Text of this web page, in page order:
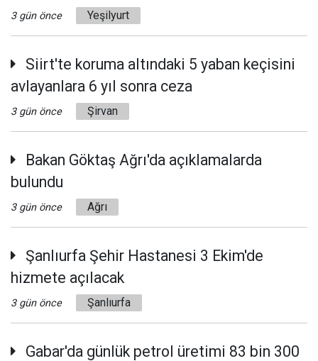
3 gün önce Yeşilyurt
Siirt'te koruma altındaki 5 yaban keçisini
avlayanlara 6 yıl sonra ceza
3 gün önce Şirvan
Bakan Göktaş Ağrı'da açıklamalarda
bulundu
3 gün önce Ağrı
Şanlıurfa Şehir Hastanesi 3 Ekim'de
hizmete açılacak
3 gün önce Şanlıurfa
Gabar'da günlük petrol üretimi 83 bin 300